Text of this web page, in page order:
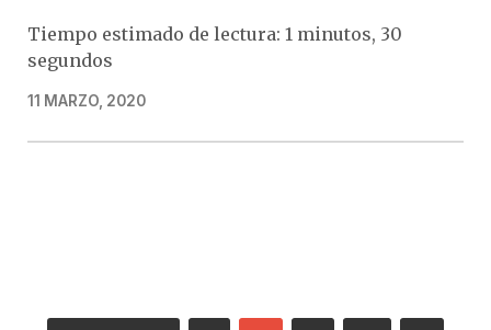
Tiempo estimado de lectura: 1 minutos, 30
segundos
11 MARZO, 2020